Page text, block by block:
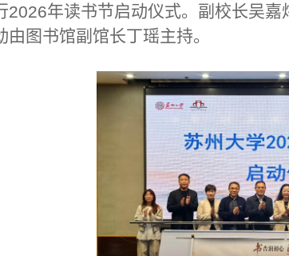
2026年读书节启动仪式。副校长吴
由图书馆副馆长丁瑶主持。